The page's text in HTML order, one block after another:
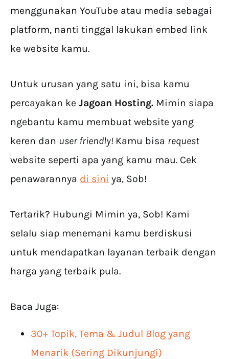
menggunakan YouTube atau media sebagai
platform, nanti tinggal lakukan embed link
ke website kamu.
Untuk urusan yang satu ini, bisa kamu
percayakan ke Jagoan Hosting. Mimin siapa
ngebantu kamu membuat website yang
keren dan user friendly! Kamu bisa request
website seperti apa yang kamu mau. Cek
penawarannya di sini ya, Sob!
Tertarik? Hubungi Mimin ya, Sob! Kami
selalu siap menemani kamu berdiskusi
untuk mendapatkan layanan terbaik dengan
harga yang terbaik pula.
Baca Juga:
30+ Topik, Tema & Judul Blog yang
Menarik (Sering Dikunjungi)